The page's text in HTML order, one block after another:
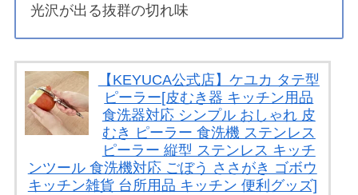
光沢が出る抜群の切れ味
【KEYUCA公式店】ケユカ タテ型
ピーラー[皮むき器 キッチン用品
食洗器対応 シンプル おしゃれ 皮
むき ピーラー 食洗機 ステンレス
ピーラー 縦型 ステンレス キッチ
ンツール 食洗機対応 ごぼう ささがき ゴボウ
キッチン雑貨 台所用品 キッチン 便利グッズ]